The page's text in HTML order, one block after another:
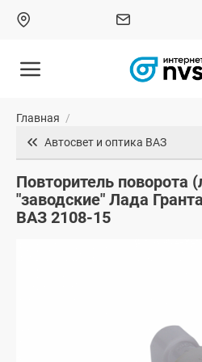
Главная /
Автосвет и оптика ВАЗ
Повторитель поворота
"заводские" Лада
ВАЗ 2108-15